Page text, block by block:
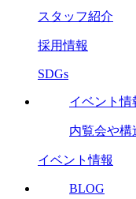
スタッフ紹介
採用情報
SDGs
イベント情
内覧会や構
イベント情報
BLOG